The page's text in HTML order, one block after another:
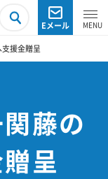
Eメール
援金贈呈
藤の
呈